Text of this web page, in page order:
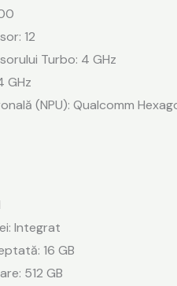
12
Turbo: 4 GHz
GHz
(NPU): Qualcomm
Integrat
16 GB
512 GB